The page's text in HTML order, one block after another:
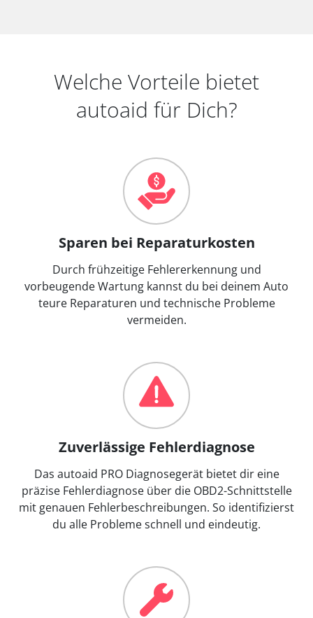
Welche Vorteile bietet
autoaid für Dich?
Sparen bei Reparaturkosten
Durch frühzeitige Fehlererkennung und
vorbeugende Wartung kannst du bei deinem Auto
teure Reparaturen und technische Probleme
vermeiden.
Zuverlässige Fehlerdiagnose
Das autoaid PRO Diagnosegerät bietet dir eine
präzise Fehlerdiagnose über die OBD2-Schnittstelle
mit genauen Fehlerbeschreibungen. So identifizierst
du alle Probleme schnell und eindeutig.